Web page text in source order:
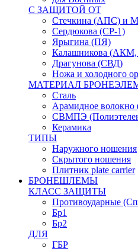
С ЗАЩИТОЙ ОТ
Стечкина (АПС) и
Сердюкова (СР-1)
Ярыгина (ПЯ)
Калашникова
Драгунова (СВД)
Ножа и холодного
МАТЕРИАЛ
Сталь
Арамидное волокно
СВМПЭ
Керамика
ТИПЫ
Наружного ношения
Скрытого ношения
Плитник plate carrier
БРОНЕШЛЕМЫ
КЛАСС ЗАЩИТЫ
Противоударные
Бр1
Бр2
ДЛЯ
ГБР